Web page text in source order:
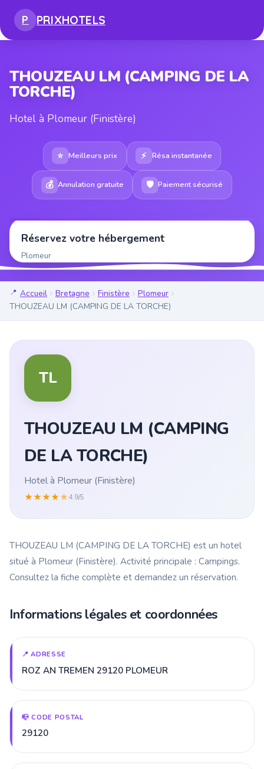
P PRIXHOTELS
THOUZEAU LM (CAMPING DE LA
TORCHE)
Hotel à Plomeur (Finistère)
⭐ Meilleurs prix ⚡ Résa instantanée
💰 Annulation gratuite 🛡 Paiement sécurisé
Réservez votre hébergement
Plomeur
Accueil Bretagne Finistère
Plomeur
THOUZEAU LM (CAMPING DE LA TORCHE)
TL
THOUZEAU LM (CAMPING
DE LA TORCHE)
Hotel à Plomeur (Finistère)
★★★★★4.9/5
THOUZEAU LM (CAMPING DE LA TORCHE) est un hotel
situé à Plomeur (Finistère). Activité principale : Campings.
Consultez la fiche complète et demandez un réservation.
Informations légales et coordonnées
📍 ADRESSE
ROZ AN TREMEN 29120 PLOMEUR
📪 CODE POSTAL
29120